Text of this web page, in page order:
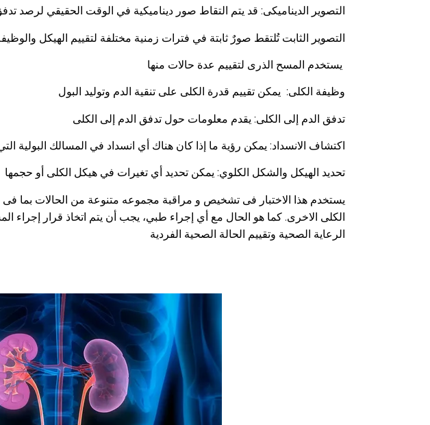
التصوير الديناميكى: قد يتم التقاط صور ديناميكية في الوقت الحقيقي لرصد
التصوير الثابت تُلتقط صورٌ ثابتة في فترات زمنية مختلفة لتقييم الهيكل
وظيفة الكلى: يمكن تقييم قدرة الكلى على تنقية الدم وتوليد البول
تدفق الدم إلى الكلى: يقدم معلومات حول تدفق الدم إلى الكلى
اكتشاف الانسداد: يمكن رؤية ما إذا كان هناك أي انسداد في المسالك البولية
تحديد الهيكل والشكل الكلوي: يمكن تحديد أي تغيرات في هيكل الكلى أو حجمها
يستخدم هذا الاختبار فى تشخيص و مراقبة مجموعه متنوعة من الحالات بما
الكلى الاخرى. كما هو الحال مع أي إجراء طبي، يجب أن يتم اتخاذ قرار إجراء
الرعاية الصحية وتقييم الحالة الصحية الفردية